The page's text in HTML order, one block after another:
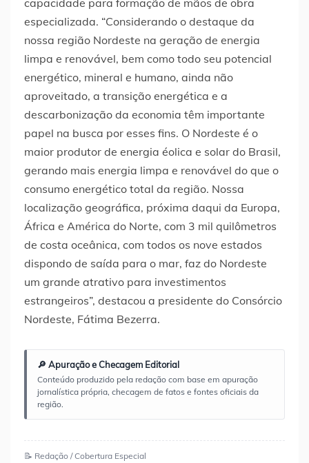
especializada. “Considerando o destaque da
nossa região Nordeste na geração de energia
limpa e renovável, bem como todo seu potencial
energético, mineral e humano, ainda não
aproveitado, a transição energética e a
descarbonização da economia têm importante
papel na busca por esses fins. O Nordeste é o
maior produtor de energia éolica e solar do Brasil,
gerando mais energia limpa e renovável do que o
consumo energético total da região. Nossa
localização geográfica, próxima daqui da Europa,
África e América do Norte, com 3 mil quilômetros
de costa oceânica, com todos os nove estados
dispondo de saída para o mar, faz do Nordeste
um grande atrativo para investimentos
estrangeiros”, destacou a presidente do Consórcio
Nordeste, Fátima Bezerra.
🔎 Apuração e Checagem Editorial
Conteúdo produzido pela redação com base em apuração
jornalística própria, checagem de fatos e fontes oficiais da
região.
📝 Redação / Cobertura Especial